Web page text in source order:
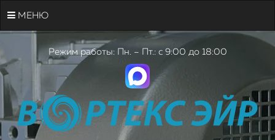
МЕНЮ
Режим работы: Пн. – Пт.: с 9:00 до 18:00